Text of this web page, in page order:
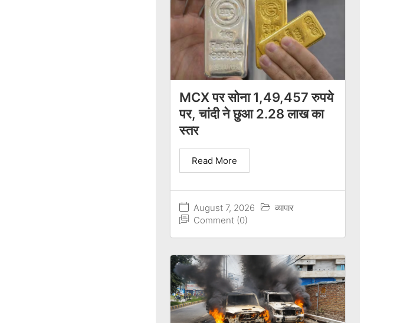
MCX पर सोना 1,49,457 रुपये
पर, चांदी ने छुआ 2.28 लाख का
स्तर
August 7, 2026
व्यापार
Comment (0)
Read More